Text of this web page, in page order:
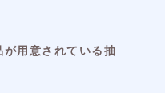
用意されている抽